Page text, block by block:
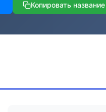
Копировать название